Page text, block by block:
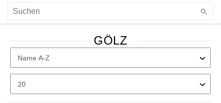
GÖLZ